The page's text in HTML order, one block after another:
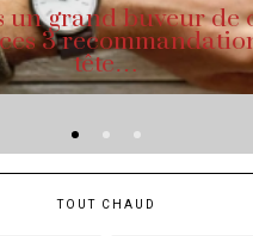
un grand buveur de
3
tête…
TOUT CHAUD